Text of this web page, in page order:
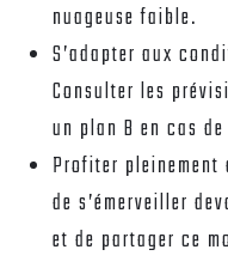
nuageuse faible.
S’adapter aux
Consulter les
un plan B en cas
Profiter
de s’émerveiller
et de partager ce